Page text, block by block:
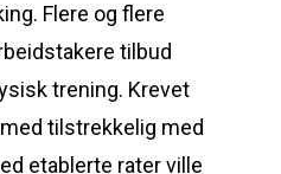
Flere og flere
tilbud
trening. Krevet
tilstrekkelig med
etablerte rater ville